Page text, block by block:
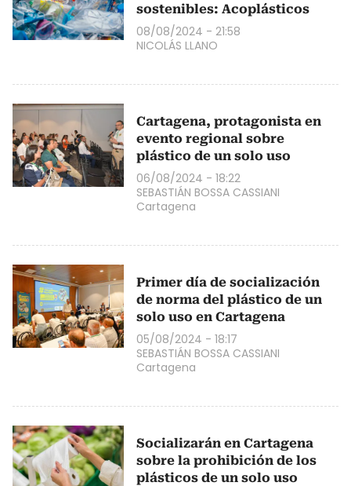
sostenibles: Acoplásticos
08/08/2024 - 21:58
NICOLÁS LLANO
Cartagena, protagonista en
evento regional sobre
plástico de un solo uso
06/08/2024 - 18:22
SEBASTIÁN BOSSA CASSIANI
Cartagena
Primer día de socialización
de norma del plástico de un
solo uso en Cartagena
05/08/2024 - 18:17
SEBASTIÁN BOSSA CASSIANI
Cartagena
Socializarán en Cartagena
sobre la prohibición de los
plásticos de un solo uso